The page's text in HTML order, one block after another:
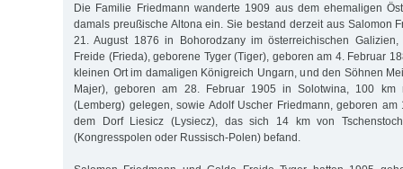
Die Familie Friedmann wanderte 1909 aus dem ehemaligen
damals preußische Altona ein. Sie bestand derzeit aus Salomon
21. August 1876 in Bohorodzany im österreichischen
Freide (Frieda), geborene Tyger (Tiger), geboren am 4. Februar
kleinen Ort im damaligen Königreich Ungarn, und den Söhnen
Majer), geboren am 28. Februar 1905 in Solotwina, 100 km
(Lemberg) gelegen, sowie Adolf Uscher Friedmann, geboren
dem Dorf Liesicz (Lysiecz), das sich 14 km von
(Kongresspolen oder Russisch-Polen) befand.